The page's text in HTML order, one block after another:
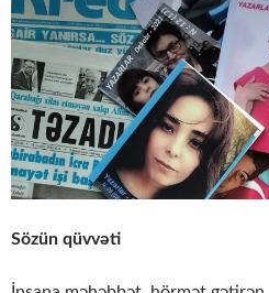
Sözün qüvvəti